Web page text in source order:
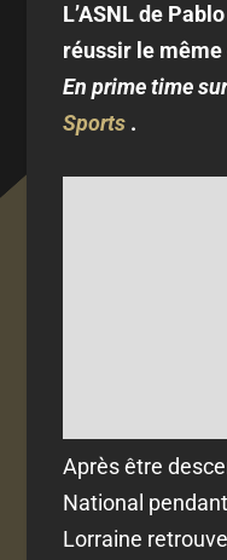
L’ASNL de
réussir le même
En prime time
Sports .
Après être
National
Lorraine